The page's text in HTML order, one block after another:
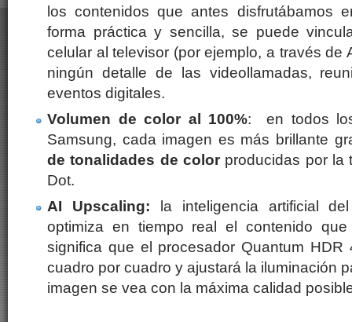
los contenidos que antes disfrutábamos
forma práctica y sencilla, se puede
celular al televisor (por ejemplo, a través de
ningún detalle de las videollamadas,
eventos digitales.
Volumen de color al 100%: en todos
Samsung, cada imagen es más brillante
de tonalidades de colorproducidas por la
Dot.
AI Upscaling: la inteligencia artificial
optimiza en tiempo real el contenido
significa que el procesador Quantum HDR
cuadro por cuadro y ajustará la iluminación
imagen se vea con la máxima calidad